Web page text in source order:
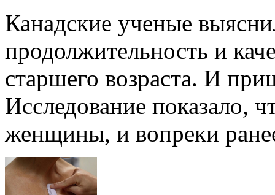
Канадские ученые
продолжительность и
старшего возраста. И
Исследование показало,
женщины, и вопреки